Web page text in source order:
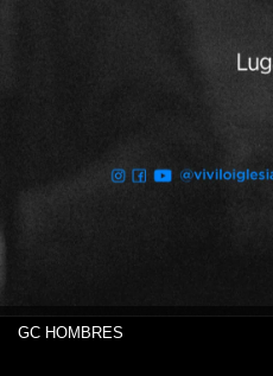
GC HOMBRES